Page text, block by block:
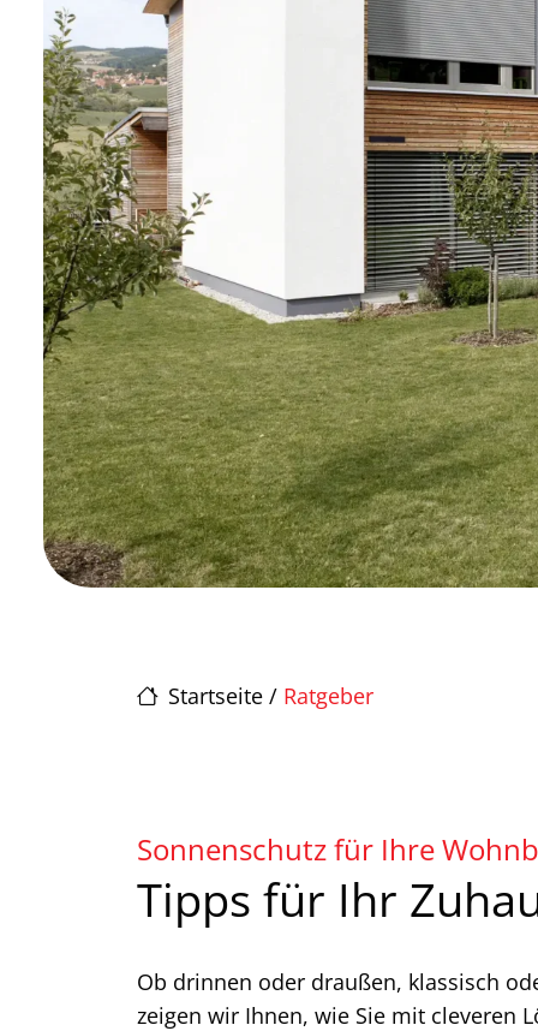
Startseite / Ratgeber
Sonnenschutz für Ihre
Tipps für Ihr
Ob drinnen oder draußen, klassisch
zeigen wir Ihnen, wie Sie mit cleveren